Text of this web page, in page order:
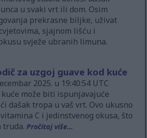
u svaki vrt ili dom. Osim
prekrasne biljke, uživat
sjajnom lišću i
svježe ubranih limuna.
za uzgoj guave kod kuće
2025. u 19:40:54 UTC
kuće može biti ispunjavajuće
dašak tropa u vaš vrt. Ovo ukusno
C i jedinstvenog okusa, što
truda.Pročitaj više...